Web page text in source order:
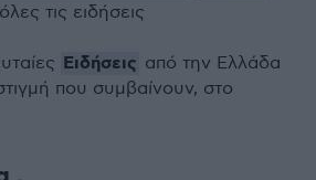
τις ειδήσεις
Ειδήσεις από την Ελλάδα
που συμβαίνουν, στο